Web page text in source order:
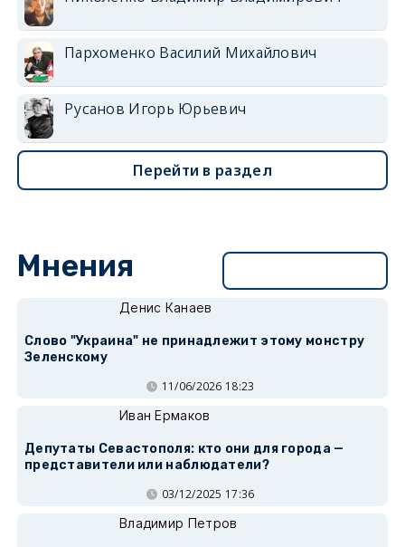
Пархоменко Василий Михайлович
Русанов Игорь Юрьевич
Перейти в раздел
Мнения
Денис Канаев
Слово "Украина" не принадлежит этому монстру
Зеленскому
11/06/2026 18:23
Иван Ермаков
Депутаты Севастополя: кто они для города —
представители или наблюдатели?
03/12/2025 17:36
Владимир Петров